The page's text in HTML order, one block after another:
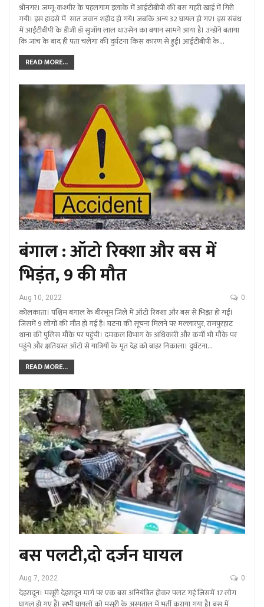
श्रीनगर। जम्मू-कश्मीर के पहलगाम इलाके में आईटीबीपी की बस गहरी खाई में गिरी
गयी। इस हादसे में सात जवान शहीद हो गये। जबकि अन्य 32 घायल हो गए। इस संबंध
में आईटीबीपी के डीजी डॉ सुजॉय लाल थाउसेन का बयान सामने आया है। उन्होंने बताया
कि जांच के बाद ही पता चलेगा की दुर्घटना किस कारण से हुई। आईटीबीपी के…
READ MORE...
बंगाल : ऑटो रिक्शा और बस में
भिड़ंत, 9 की मौत
Aug 10, 2022 0
कोलकाता। पश्चिम बंगाल के बीरभूम जिले में ऑटो रिक्शा और बस से भिड़ंत हो गई।
जिसमें 9 लोगों की मौत हो गई है। घटना की सूचना मिलने पर मल्लारपुर, रामपुरहाट
थाना की पुलिस मौके पर पहुंची। दमकल विभाग के अधिकारी और कर्मी भी मौके पर
पहुंचे और क्षतिग्रस्त ऑटो से यात्रियों के मृत देह को बाहर निकाला। दुर्घटना…
READ MORE...
बस पलटी,दो दर्जन घायल
Aug 7, 2022 0
देहरादून। मसूरी देहरादून मार्ग पर एक बस अनियंत्रित होकर पलट गई जिसमें 17 लोग
घायल हो गए हैं। सभी घायलों को मसूरी के अस्पताल में भर्ती कराया गया है। बस में